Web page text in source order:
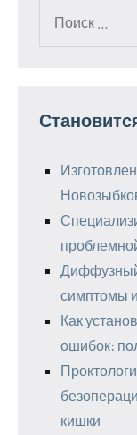
симптомы
Как
ошибок:
кишки